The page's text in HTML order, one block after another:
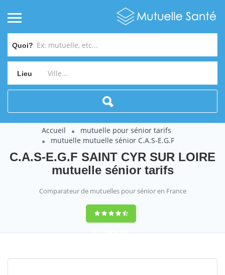
Quoi?
Lieu
Accueil
mutuelle pour sénior tarifs
mutuelle mutuelle sénior C.A.S-E.G.F
C.A.S-E.G.F SAINT CYR SUR LOIRE
mutuelle sénior tarifs
Comparateur de mutuelles pour sénior en France
9,2(100%)452